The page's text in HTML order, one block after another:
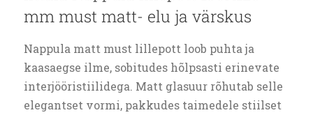
mm must matt- elu ja värskus
Nappula matt must lillepott loob puhta ja
kaasaegse ilme, sobitudes hõlpsasti erinevate
interjööristiilidega. Matt glasuur rõhutab selle
elegantset vormi, pakkudes taimedele stiilset